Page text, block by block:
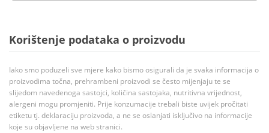
Korištenje podataka o proizvodu
Iako smo poduzeli sve mjere kako bismo osigurali da je svaka informacija o
proizvodima točna, prehrambeni proizvodi se često mijenjaju te se
slijedom navedenoga sastojci, količina sastojaka, nutritivna vrijednost,
alergeni mogu promjeniti. Prije konzumacije trebali biste uvijek pročitati
etiketu tj. deklaraciju proizvoda, a ne se oslanjati isključivo na informacije
koje su objavljene na web stranici.